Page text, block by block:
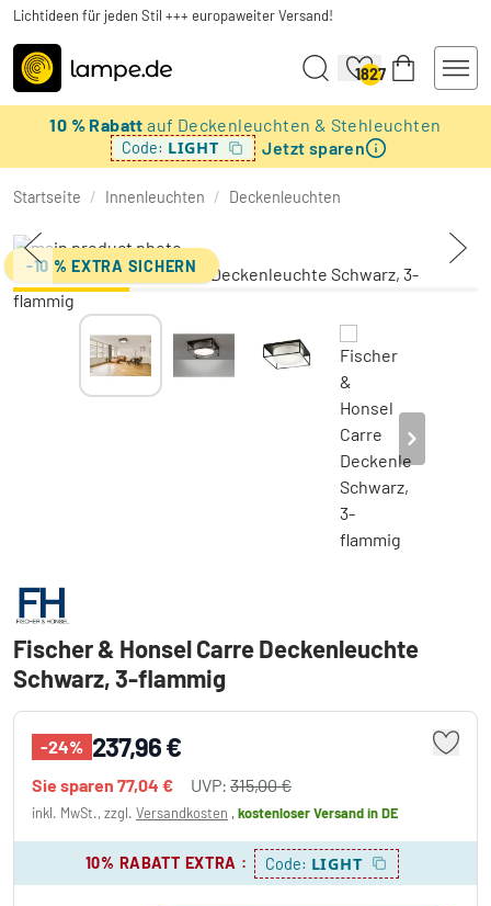
Lichtideen für jeden Stil +++ europaweiter Versand!
1827
10 % Rabattauf Deckenleuchten & Stehleuchten
Code: LIGHT Jetzt sparen
Startseite / Innenleuchten / Deckenleuchten
-10 % EXTRA SICHERN
Fischer & Honsel Carre Deckenleuchte
Schwarz, 3-flammig
-24% 237,96 €
Sie sparen 77,04 € UVP: 315,00 €
inkl. MwSt., zzgl. Versandkosten ,kostenloser Versandin DE
10% RABATT EXTRA : Code: LIGHT